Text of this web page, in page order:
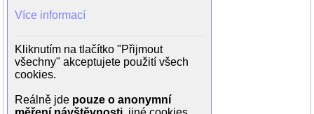
Anthony Quayle (Král)
Lynn Redgraveová (Královna)
Burt Reynolds
Gene Wilder (Dr. Doug Ross)
Jack Barry (Jack Barry)
Erin Flemingová (Dívka)
Více informací
Kliknutím na tlačítko "Přijmout
všechny" akceptujete použití všech
cookies.
Reálně jde pouze o anonymní